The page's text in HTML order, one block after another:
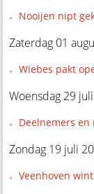
Nooijen nipt
Zaterdag 01
Wiebes pakt
Woensdag 29
Deelnemers en
Zondag 19 juli
Veenhoven